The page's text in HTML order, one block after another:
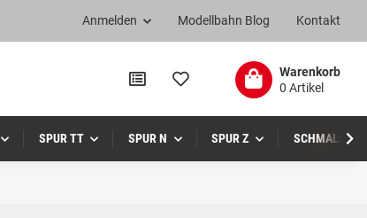
Kontakt
Modellbahn Blog
Anmelden
Warenkorb
0 Artikel
SPUR TT SPUR N SPUR Z SCHMALSPUR